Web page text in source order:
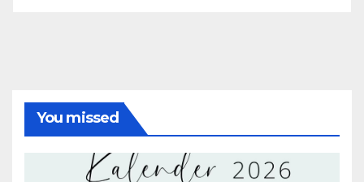
You missed